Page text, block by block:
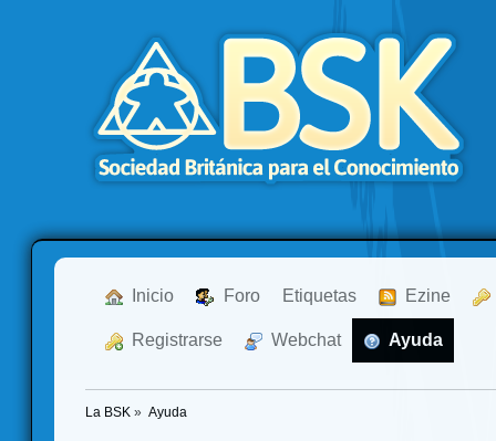
Inicio Foro Etiquetas Ezine
Registrarse Webchat Ayuda
La BSK » Ayuda